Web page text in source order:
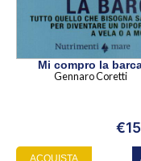
Mi compro la
Gennaro Coretti
€
ACQUISTA